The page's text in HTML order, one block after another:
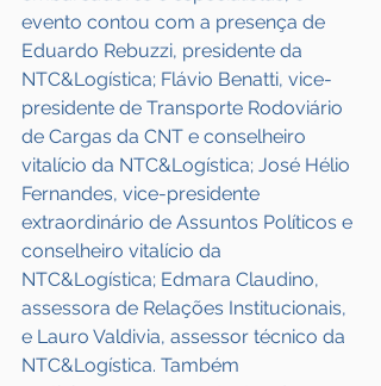
evento contou com a presença de
Eduardo Rebuzzi, presidente da
NTC&Logística; Flávio Benatti, vice-
presidente de Transporte Rodoviário
de Cargas da CNT e conselheiro
vitalício da NTC&Logística; José Hélio
Fernandes, vice-presidente
extraordinário de Assuntos Políticos e
conselheiro vitalício da
NTC&Logística; Edmara Claudino,
assessora de Relações Institucionais,
e Lauro Valdivia, assessor técnico da
NTC&Logística. Também